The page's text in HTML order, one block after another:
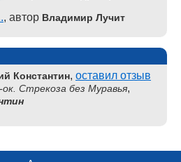
, автор Владимир Лучит
Константин, оставил отзыв
Стрекоза без Муравья,